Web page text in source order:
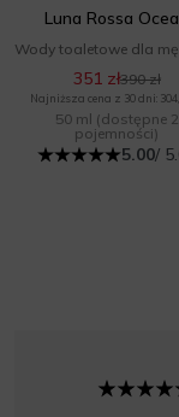
Luna Rossa
351 zł390 zł
Najniższa cena z 30 dni:
50 ml (dostępne 2
pojemności)
5.00/